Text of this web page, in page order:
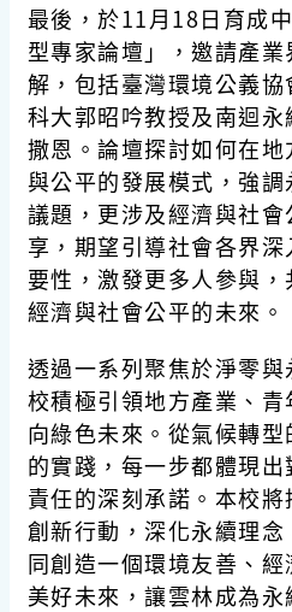
最後，於11月18日育成
型專家論壇」，邀請產
解，包括臺灣環境公義
科大郭昭吟教授及南迴
撒恩。論壇探討如何在
與公平的發展模式，強
議題，更涉及經濟與社
享，期望引導社會各界
要性，激發更多人參與，
經濟與社會公平的未來。
透過一系列聚焦於淨零
校積極引領地方產業、
向綠色未來。從氣候轉
的實踐，每一步都體現
責任的深刻承諾。本校
創新行動，深化永續理
同創造一個環境友善、
美好未來，讓雲林成為永